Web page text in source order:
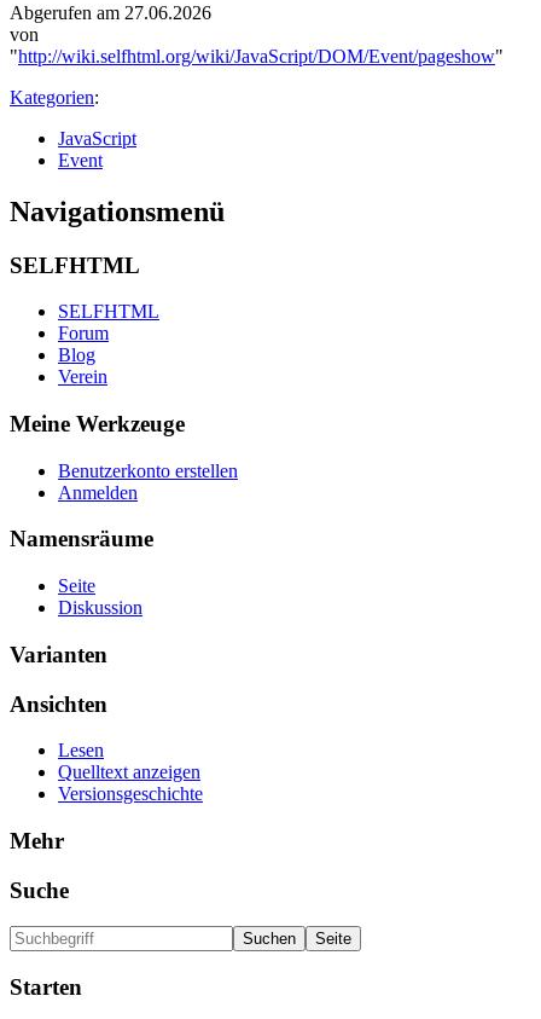
Abgerufen am 27.06.2026
von
"http://wiki.selfhtml.org/wiki/JavaScript/DOM/Event/pageshow"
Kategorien:
JavaScript
Event
Navigationsmenü
SELFHTML
SELFHTML
Forum
Blog
Verein
Meine Werkzeuge
Benutzerkonto erstellen
Anmelden
Namensräume
Seite
Diskussion
Varianten
Ansichten
Lesen
Quelltext anzeigen
Versionsgeschichte
Mehr
Suche
Starten